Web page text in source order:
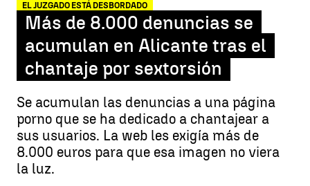
EL JUZGADO ESTÁ DESBORDADO
Más de 8.000 denuncias se
acumulan en Alicante tras el
chantaje por sextorsión
Se acumulan las denuncias a una página
porno que se ha dedicado a chantajear a
sus usuarios. La web les exigía más de
8.000 euros para que esa imagen no viera
la luz.